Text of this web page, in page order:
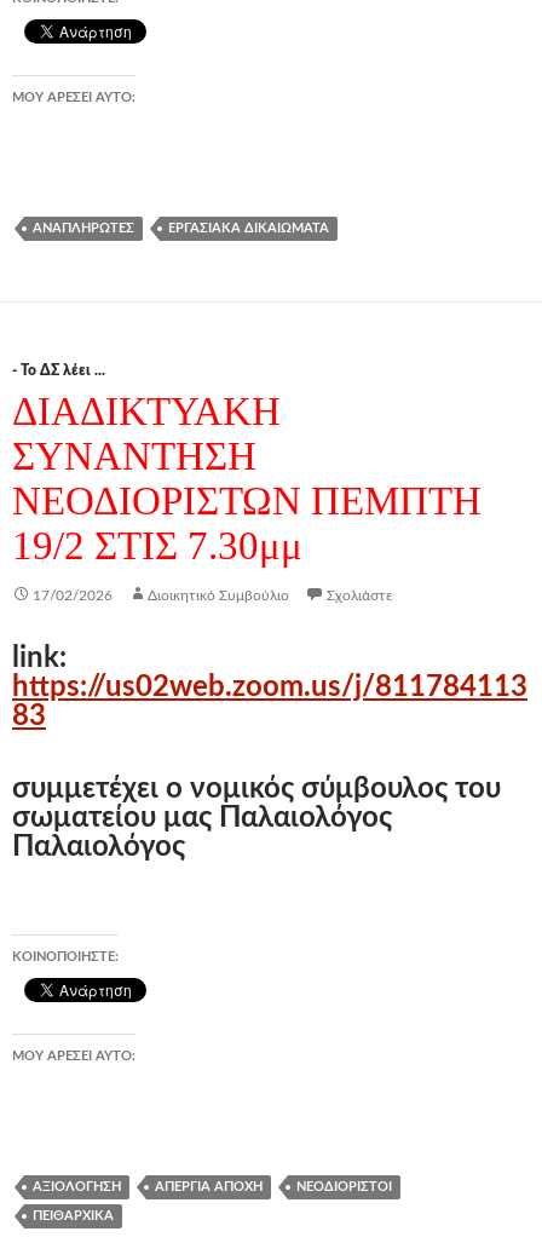
ΜΟΥ ΑΡΈΣΕΙ ΑΥΤΌ:
ΑΝΑΠΛΗΡΩΤΈΣ ΕΡΓΑΣΙΑΚΆ ΔΙΚΑΙΏΜΑΤΑ
- Το ΔΣ λέει ...
ΔΙΑΔΙΚΤΥΑΚΗ
ΣΥΝΑΝΤΗΣΗ
ΝΕΟΔΙΟΡΙΣΤΩΝ ΠΕΜΠΤΗ
19/2 ΣΤΙΣ 7.30μμ
17/02/2026 Διοικητικό Συμβούλιο Σχολιάστε
link:
https://us02web.zoom.us/j/811784113
83
συμμετέχει ο νομικός σύμβουλος του
σωματείου μας Παλαιολόγος
Παλαιολόγος
ΚΟΙΝΟΠΟΙΉΣΤΕ:
ΜΟΥ ΑΡΈΣΕΙ ΑΥΤΌ:
ΑΞΙΟΛΌΓΗΣΗ ΑΠΕΡΓΊΑ ΑΠΟΧΉ ΝΕΟΔΙΌΡΙΣΤΟΙ
ΠΕΙΘΑΡΧΙΚΆ